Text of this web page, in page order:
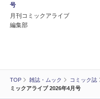
TOP 雑誌・ムック コミック誌
ミックアライブ 2026年4月号
号
月刊コミックアライブ
編集部